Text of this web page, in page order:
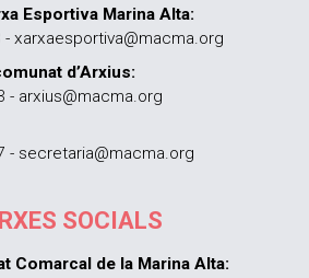
Esportiva Marina Alta:
xarxaesportiva@macma.org
d’Arxius:
- arxius@macma.org
- secretaria@macma.org
SOCIALS
Comarcal de la Marina Alta: